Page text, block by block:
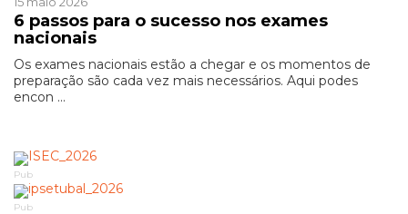
6 passos para o sucesso nos exames
nacionais
Os exames nacionais estão a chegar e os momentos de
preparação são cada vez mais necessários. Aqui podes
encon ...
Pub
Pub